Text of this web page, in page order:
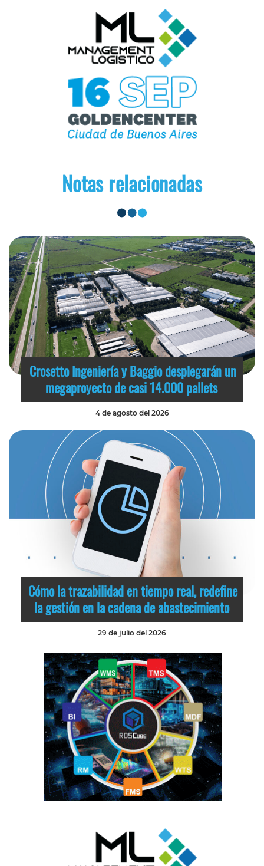
Notas relacionadas
Crosetto Ingeniería y Baggio desplegarán un
megaproyecto de casi 14.000 pallets
4 de agosto del 2026
Cómo la trazabilidad en tiempo real, redefine
la gestión en la cadena de abastecimiento
29 de julio del 2026